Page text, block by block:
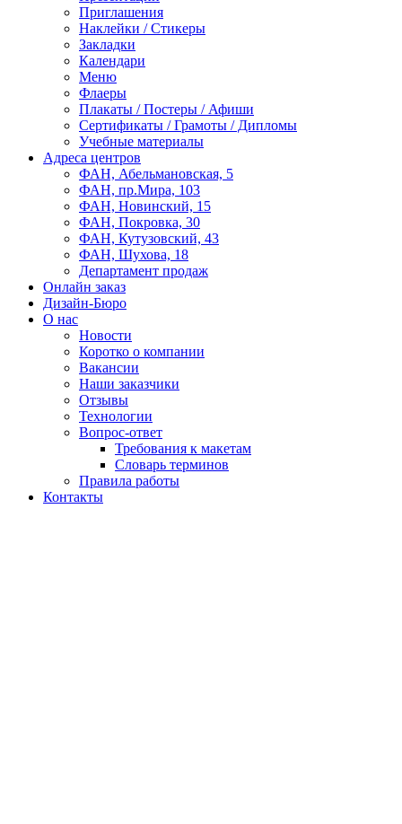
Приглашения
Наклейки / Стикеры
Закладки
Календари
Меню
Флаеры
Плакаты / Постеры / Афиши
Сертификаты / Грамоты / Дипломы
Учебные материалы
Адреса центров
ФАН, Абельмановская, 5
ФАН, пр.Мира, 103
ФАН, Новинский, 15
ФАН, Покровка, 30
ФАН, Кутузовский, 43
ФАН, Шухова, 18
Департамент продаж
Онлайн заказ
Дизайн-Бюро
О нас
Новости
Коротко о компании
Вакансии
Наши заказчики
Отзывы
Технологии
Вопрос-ответ
Требования к макетам
Словарь терминов
Правила работы
Контакты